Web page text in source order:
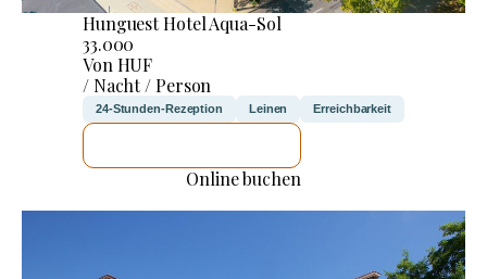
Hunguest Hotel Aqua-Sol
33.000
Von HUF
/ Nacht / Person
24-Stunden-Rezeption Leinen Erreichbarkeit
Online buchen